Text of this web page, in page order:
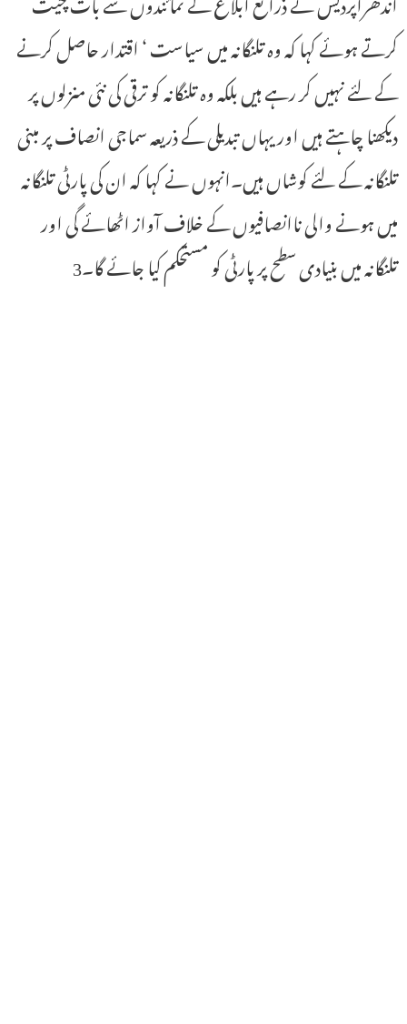
کرتے ہوئے کہا کہ وہ تلنگانہ میں سیاست ‘ اقتدار حاصل کرنے
کے لئے نہیں کر رہے ہیں بلکہ وہ تلنگانہ کو ترقی کی نئی منزلوں پر
دیکھنا چاہتے ہیں اور یہاں تبدیلی کے ذریعہ سماجی انصاف پر مبنی
تلنگانہ کے لئے کوشاں ہیں۔انہوں نے کہا کہ ان کی پارٹی تلنگانہ
میں ہونے والی ناانصافیوں کے خلاف آواز اٹھائے گی اور
تلنگانہ میں بنیادی سطح پر پارٹی کو مستحکم کیا جائے گا۔3